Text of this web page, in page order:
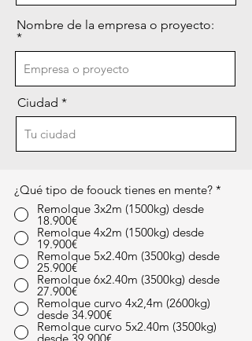
Nombre de la empresa o proyecto:
Ciudad
¿Qué tipo de foouck tienes en mente? *
Remolque 3x2m (1500kg) desde
18.900€
Remolque 4x2m (1500kg) desde
19.900€
Remolque 5x2.40m (3500kg) desde
25.900€
Remolque 6x2.40m (3500kg) desde
27.900€
Remolque curvo 4x2,4m (2600kg)
desde 34.900€
Remolque curvo 5x2.40m (3500kg)